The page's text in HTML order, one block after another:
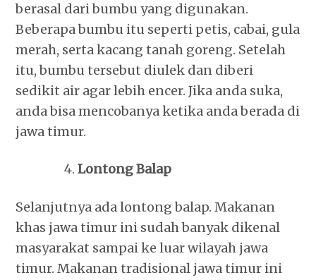
berasal dari bumbu yang digunakan.
Beberapa bumbu itu seperti petis, cabai, gula
merah, serta kacang tanah goreng. Setelah
itu, bumbu tersebut diulek dan diberi
sedikit air agar lebih encer. Jika anda suka,
anda bisa mencobanya ketika anda berada di
jawa timur.
Lontong Balap
Selanjutnya ada lontong balap. Makanan
khas jawa timur ini sudah banyak dikenal
masyarakat sampai ke luar wilayah jawa
timur. Makanan tradisional jawa timur ini